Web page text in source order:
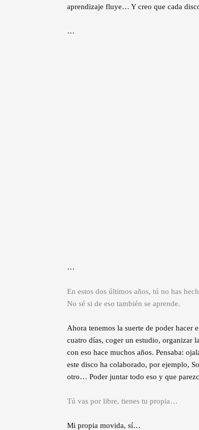
aprendizaje fluye… Y creo que cada
…
…
En estos dos últimos años, tú no has
No sé si de eso también se aprende.
Ahora tenemos la suerte de poder hacer
cuatro días, coger un estudio, organizar
con eso hace muchos años. Pensaba:
este disco ha colaborado, por ejemplo,
otro… Poder juntar todo eso y que
Tú vas por libre, tienes tu propia…
Mi propia movida, sí…